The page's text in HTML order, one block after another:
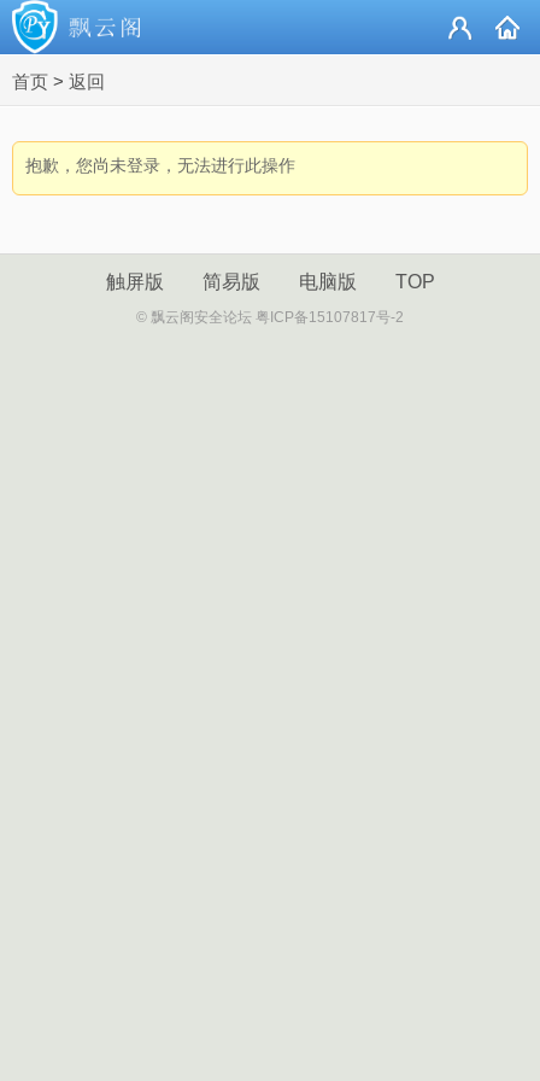
首页 > 返回
抱歉，您尚未登录，无法进行此操作
触屏版 简易版 电脑版 TOP
© 飘云阁安全论坛 粤ICP备15107817号-2